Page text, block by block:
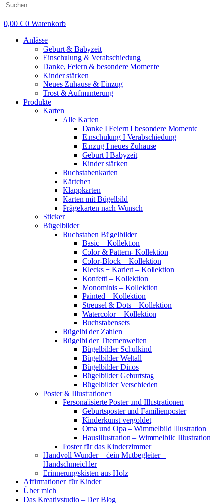
0,00 € 0 Warenkorb
Anlässe
Geburt & Babyzeit
Einschulung & Verabschiedung
Danke, Feiern & besondere Momente
Kinder stärken
Neues Zuhause & Einzug
Trost & Aufmunterung
Produkte
Karten
Alle Karten
Danke I Feiern I besondere Momente
Einschulung I Verabschiedung
Einzug I neues Zuhause
Geburt I Babyzeit
Kinder stärken
Buchstabenkarten
Kärtchen
Klappkarten
Karten mit Bügelbild
Prägekarten nach Wunsch
Sticker
Bügelbilder
Buchstaben Bügelbilder
Basic – Kollektion
Color & Pattern- Kollektion
Color-Block – Kollektion
Klecks + Kariert – Kollektion
Konfetti – Kollektion
Monominis – Kollektion
Painted – Kollektion
Streusel & Dots – Kollektion
Watercolor – Kollektion
Buchstabensets
Bügelbilder Zahlen
Bügelbilder Themenwelten
Bügelbilder Schulkind
Bügelbilder Weltall
Bügelbilder Dinos
Bügelbilder Geburtstag
Bügelbilder Verschieden
Poster & Illustrationen
Personalisierte Poster und Illustrationen
Geburtsposter und Familienposter
Kinderkunst vergoldet
Oma und Opa – Wimmelbild Illustration
Hausillustration – Wimmelbild Illustration
Poster für das Kinderzimmer
Handvoll Wunder – dein Mutbegleiter –
Handschmeichler
Erinnerungskisten aus Holz
Affirmationen für Kinder
Über mich
Das Kreativstudio – Der Blog